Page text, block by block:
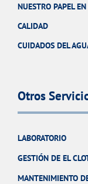
NUESTRO PAPEL
CALIDAD
CUIDADOS DEL
Otros
LABORATORIO
GESTIÓN DE EL
MANTENIMIENTO